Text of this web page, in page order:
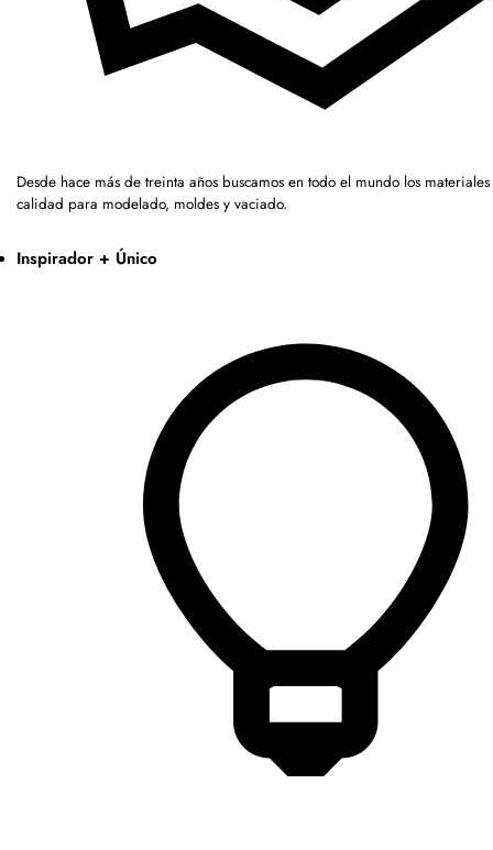
Desde hace más de treinta años buscamos en todo el mundo los
calidad para modelado, moldes y vaciado.
Inspirador + Único